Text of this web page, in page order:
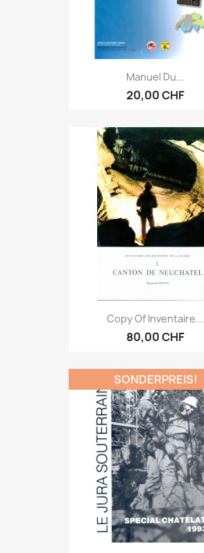
Manuel Du...
20,00 CHF
Copy Of Inventaire...
80,00 CHF
SONDERPREIS!